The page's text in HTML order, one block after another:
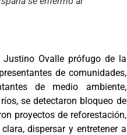
Justino Ovalle prófugo de la
de comunidades,
de medio ambiente,
se detectaron bloqueo de
proyectos de reforestación,
dispersar y entretener a